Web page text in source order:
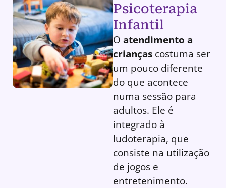
Psicoterapia
Infantil
O atendimento a
crianças costuma ser
um pouco diferente
do que acontece
numa sessão para
adultos. Ele é
integrado à
ludoterapia, que
consiste na utilização
de jogos e
entretenimento.